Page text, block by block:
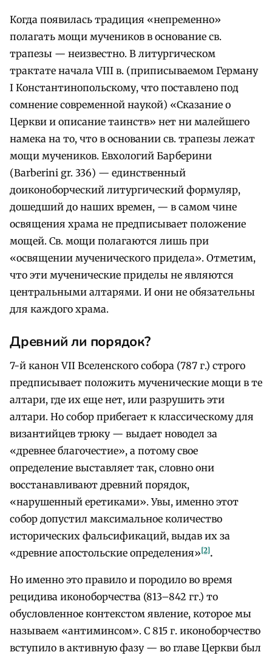
Когда появилась традиция «непременно»
полагать мощи мучеников в основание св.
трапезы — неизвестно. В литургическом
трактате начала VIII в. (приписываемом Герману
I Константинопольскому, что поставлено под
сомнение современной наукой) «Сказание о
Церкви и описание таинств» нет ни малейшего
намека на то, что в основании св. трапезы лежат
мощи мучеников. Евхологий Барберини
(Barberini gr. 336) — единственный
доиконоборческий литургический формуляр,
дошедший до наших времен, — в самом чине
освящения храма не предписывает положение
мощей. Св. мощи полагаются лишь при
«освящении мученического придела». Отметим,
что эти мученические приделы не являются
центральными алтарями. И они не обязательны
для каждого храма.
Древний ли порядок?
7-й канон VII Вселенского собора (787 г.) строго
предписывает положить мученические мощи в те
алтари, где их еще нет, или разрушить эти
алтари. Но собор прибегает к классическому для
византийцев трюку — выдает новодел за
«древнее благочестие», а потому свое
определение выставляет так, словно они
восстанавливают древний порядок,
«нарушенный еретиками». Увы, именно этот
собор допустил максимальное количество
исторических фальсификаций, выдав их за
«древние апостольские определения»[2].
Но именно это правило и породило во время
рецидива иконоборчества (813–842 гг.) то
обусловленное контекстом явление, которое мы
называем «антиминсом». С 815 г. иконоборчество
вступило в активную фазу — во главе Церкви был